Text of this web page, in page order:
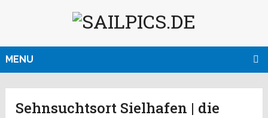
MENU
Sehnsuchtsort Sielhafen | die